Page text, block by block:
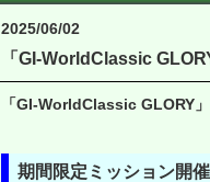
2025/06/02
「GI-WorldClassic
「GI-WorldClassic GLORY
期間限定ミッション開催